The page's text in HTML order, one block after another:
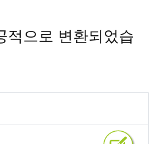
적으로 변환되었습